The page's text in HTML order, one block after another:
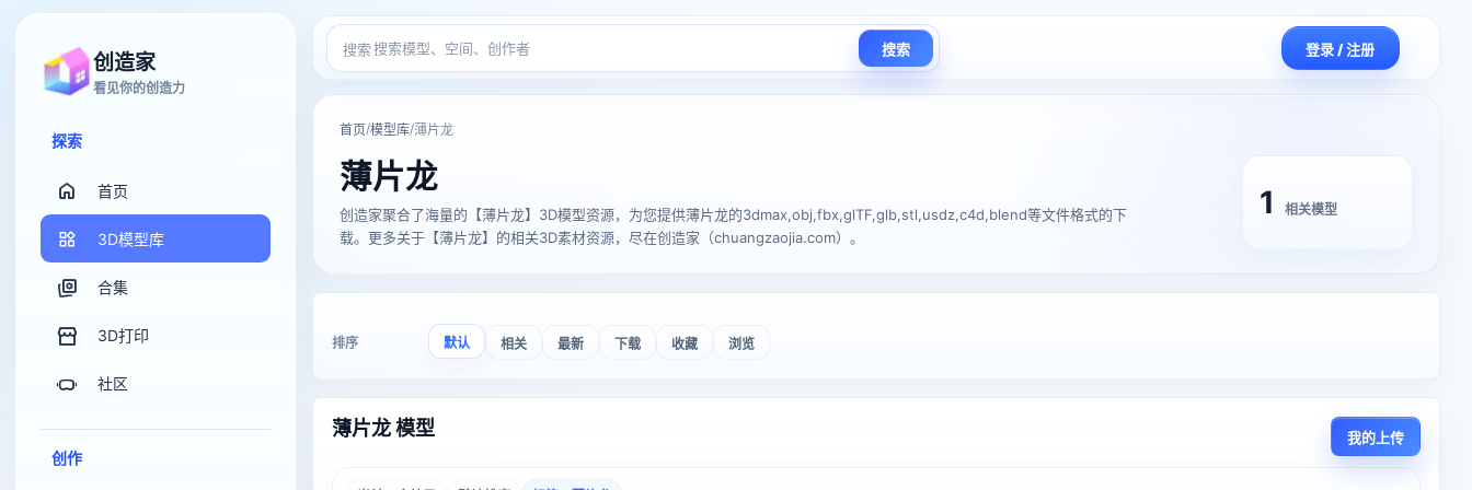
创造家
看见你的创造力
探索
首页
3D模型库
合集
3D打印
社区
创作
搜索 搜索 登录 / 注册
首页/模型库/薄片龙
薄片龙
创造家聚合了海量的【薄片龙】3D模型资源，为您提供薄片龙的3dmax,obj,fbx,glTF,glb,stl,usdz,c4d,blend等文件格式的下
载。更多关于【薄片龙】的相关3D素材资源，尽在创造家（chuangzaojia.com）。
1 相关模型
排序 默认 相关 最新 下载 收藏 浏览
薄片龙 模型 我的上传